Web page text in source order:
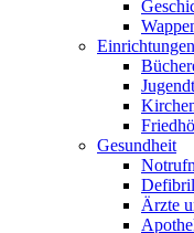
Einrichtungen
Gesundheit
Ärzte